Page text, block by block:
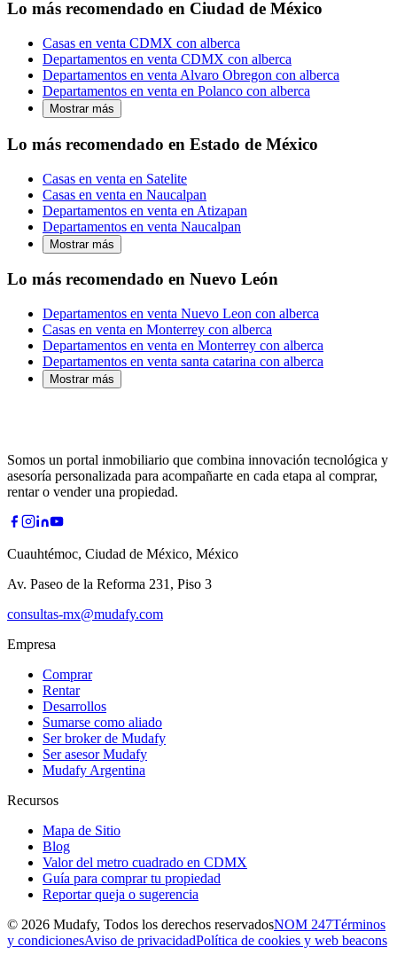
Lo más recomendado en Ciudad de México
Casas en venta CDMX con alberca
Departamentos en venta CDMX con alberca
Departamentos en venta Alvaro Obregon con alberca
Departamentos en venta en Polanco con alberca
Mostrar más
Lo más recomendado en Estado de México
Casas en venta en Satelite
Casas en venta en Naucalpan
Departamentos en venta en Atizapan
Departamentos en venta Naucalpan
Mostrar más
Lo más recomendado en Nuevo León
Departamentos en venta Nuevo Leon con alberca
Casas en venta en Monterrey con alberca
Departamentos en venta en Monterrey con alberca
Departamentos en venta santa catarina con alberca
Mostrar más
Somos un portal inmobiliario que combina innovación tecnológica y
asesoría personalizada para acompañarte en cada etapa al comprar,
rentar o vender una propiedad.
Cuauhtémoc, Ciudad de México, México
Av. Paseo de la Reforma 231, Piso 3
consultas-mx@mudafy.com
Empresa
Comprar
Rentar
Desarrollos
Sumarse como aliado
Ser broker de Mudafy
Ser asesor Mudafy
Mudafy Argentina
Recursos
Mapa de Sitio
Blog
Valor del metro cuadrado en CDMX
Guía para comprar tu propiedad
Reportar queja o sugerencia
© 2026 Mudafy, Todos los derechos reservadosNOM 247Términos
y condicionesAviso de privacidadPolítica de cookies y web beacons